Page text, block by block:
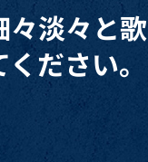
々淡々と歌
ださい。